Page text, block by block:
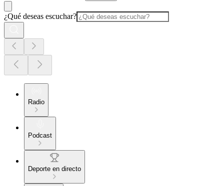
¿Qué deseas escuchar?
Radio
Podcast
Deporte en directo